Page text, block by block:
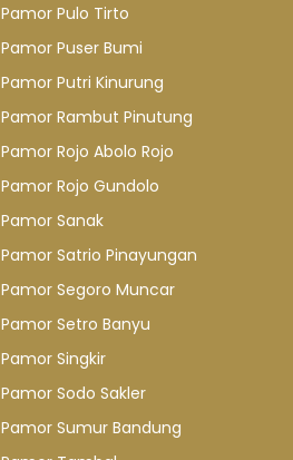
Pamor Pulo Tirto
Pamor Puser Bumi
Pamor Putri Kinurung
Pamor Rambut Pinutung
Pamor Rojo Abolo Rojo
Pamor Rojo Gundolo
Pamor Sanak
Pamor Satrio Pinayungan
Pamor Segoro Muncar
Pamor Setro Banyu
Pamor Singkir
Pamor Sodo Sakler
Pamor Sumur Bandung